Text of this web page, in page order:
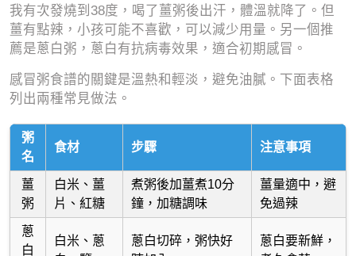
我有次發燒到38度，喝了薑粥後出汗，體溫就降了。但
薑有點辣，小孩可能不喜歡，可以減少用量。另一個推
薦是蔥白粥，蔥白有抗病毒效果，適合初期感冒。
感冒粥食譜的關鍵是溫熱和輕淡，避免油膩。下面表格
列出兩種常見做法。
粥
名
食材 步驟 注意事項
薑
粥
白米、薑
片、紅糖
煮粥後加薑煮10分
鐘，加糖調味
薑量適中，避
免過辣
蔥
白
白米、蔥
蔥白切碎，粥快好
蔥白要新鮮，